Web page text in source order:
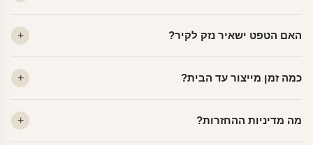
פרמיום. קנבס — בד אמנותי יוקרתי, מט.
האם הטפט ישאיר נזק לקיר?
מתאים לקיר מטויח, גבס, קרמיקה וזכוכית.
כמה זמן מייצור עד הבית?
יוצאות באותו יום.
מה מדיניות ההחזרות?